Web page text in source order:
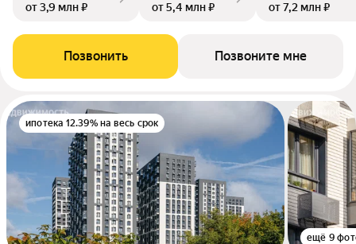
от 3,9 млн ₽
от 5,4 млн ₽
от 7,2 млн ₽
Позвонить Позвоните мне
ипотека 12.39% на весь срок
ещё 9